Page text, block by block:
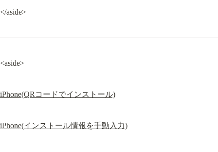
</aside>
<aside>
iPhone(QRコードでインストール)
iPhone(インストール情報を手動入力)